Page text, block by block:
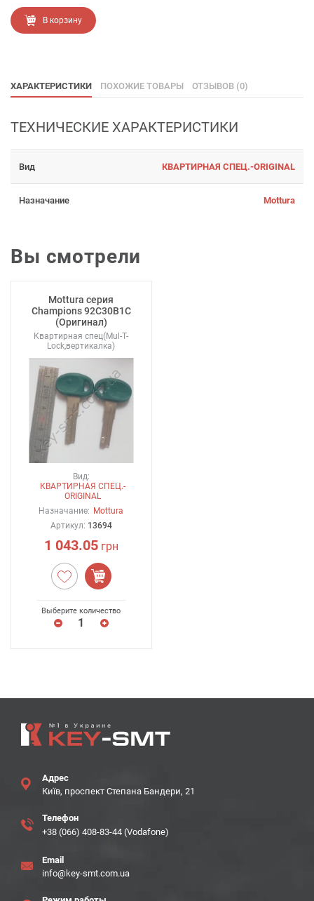
В корзину
ХАРАКТЕРИСТИКИ ПОХОЖИЕ ТОВАРЫ ОТЗЫВОВ (0)
ТЕХНИЧЕСКИЕ ХАРАКТЕРИСТИКИ
Вид КВАРТИРНАЯ СПЕЦ.-ORIGINAL
Назначание Mottura
Вы смотрели
Mottura серия
Champions 92C30B1C
(Оригинал)
Квартирная спец(Mul-T-
Lock,вертикалка)
Вид:
КВАРТИРНАЯ СПЕЦ.-
ORIGINAL
Назначание: Mottura
Артикул: 13694
1 043.05грн
Выберите количество
Адрес
Київ, проспект Степана Бандери, 21
Телефон
+38 (066) 408-83-44 (Vodafone)
Email
info@key-smt.com.ua